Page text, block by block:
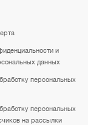
и
данных
персональных
персональных
на рассылки